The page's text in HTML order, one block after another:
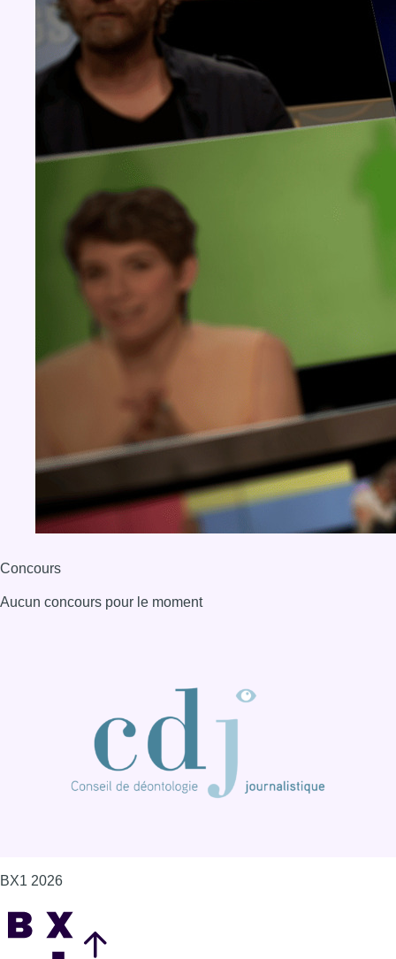
Concours
Aucun concours pour le moment
BX1 2026